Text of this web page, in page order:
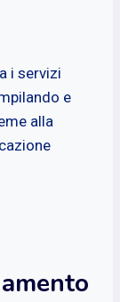
i servizi
e
alla